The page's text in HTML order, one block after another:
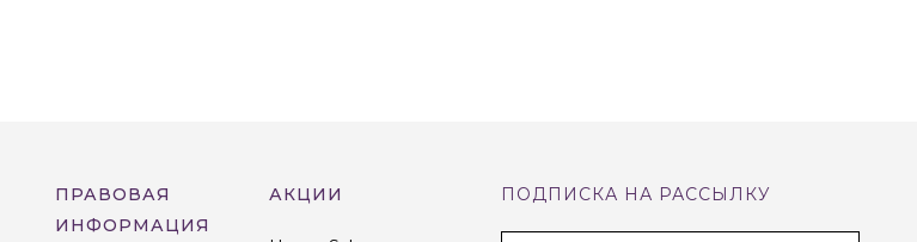
ПОДПИСКА НА РАССЫЛКУ
ПРАВОВАЯ
ИНФОРМАЦИЯ
АКЦИИ